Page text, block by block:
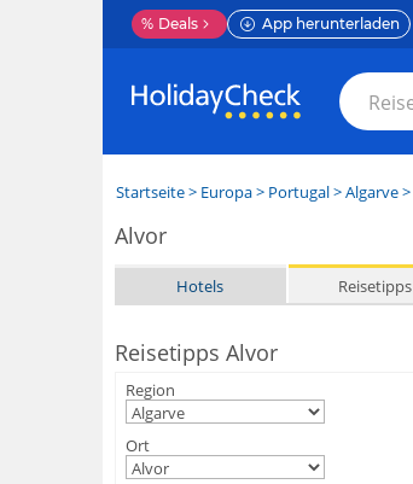
% Deals App herunterladen
Startseite> Europa> Portugal>Algarve>
Alvor
Hotels Reisetipps
Reisetipps Alvor
Region
Ort